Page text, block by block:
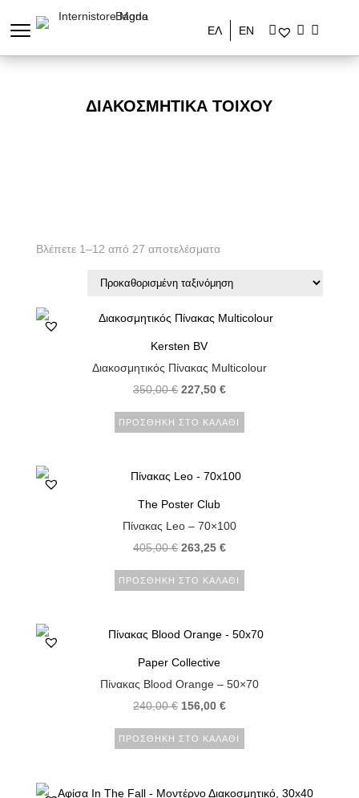
ΕΛ ΕΝ
ΔΙΑΚΟΣΜΗΤΙΚΆ ΤΟΊΧΟΥ
Βλέπετε 1–12 από 27 αποτελέσματα
Kersten BV
Διακοσμητικός Πίνακας Multicolour
350,00€ 227,50 €
ΠΡΟΣΘΉΚΗ ΣΤΟ ΚΑΛΆΘΙ
The Poster Club
Πίνακας Leo – 70×100
405,00€ 263,25 €
ΠΡΟΣΘΉΚΗ ΣΤΟ ΚΑΛΆΘΙ
Paper Collective
Πίνακας Blood Orange – 50×70
240,00€ 156,00 €
ΠΡΟΣΘΉΚΗ ΣΤΟ ΚΑΛΆΘΙ